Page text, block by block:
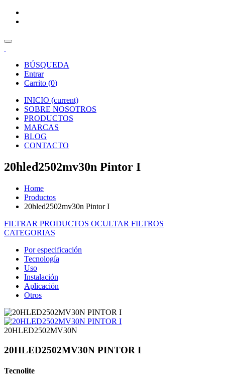
BÚSQUEDA
Entrar
Carrito (0)
INICIO (current)
SOBRE NOSOTROS
PRODUCTOS
MARCAS
BLOG
CONTACTO
20hled2502mv30n Pintor I
Home
Productos
20hled2502mv30n Pintor I
FILTRAR PRODUCTOS OCULTAR FILTROS
CATEGORIAS
Por especificación
Tecnología
Uso
Instalación
Aplicación
Otros
20HLED2502MV30N
20HLED2502MV30N PINTOR I
Tecnolite